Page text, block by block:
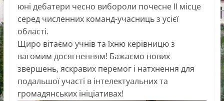
юні дебатери чесно вибороли почесне ІІ місце
серед численних команд-учасниць з усієї
області.
Щиро вітаємо учнів та їхню керівницю з
вагомим досягненням! Бажаємо нових
звершень, яскравих перемог і натхнення для
подальшої участі в інтелектуальних та
громадянських ініціативах!